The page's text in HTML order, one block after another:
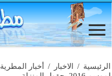
الرئيسية / الاخبار / أخبار المطرية